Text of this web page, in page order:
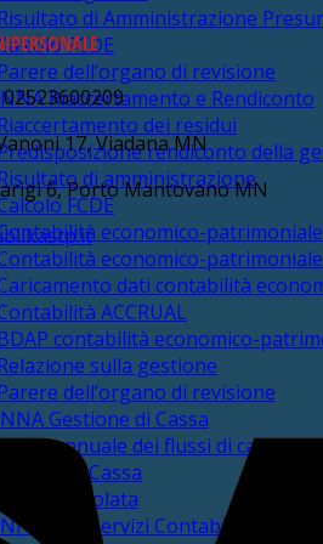
di Amministrazione
FCDE
dell’organo di revisione
Riaccertamento e Rendiconto
dei residui
rendiconto della
di amministrazione
FCDE
economico-
economico-
dati contabilità
ACCRUAL
contabilità economico-
sulla gestione
dell’organo di revisione
Gestione di Cassa
annuale dei flussi di cassa
Verifica di Cassa
Cassa Vincolata
Altri servizi Contabili
02523600209
17, Viadana MN
6, Porto Mantovano MN